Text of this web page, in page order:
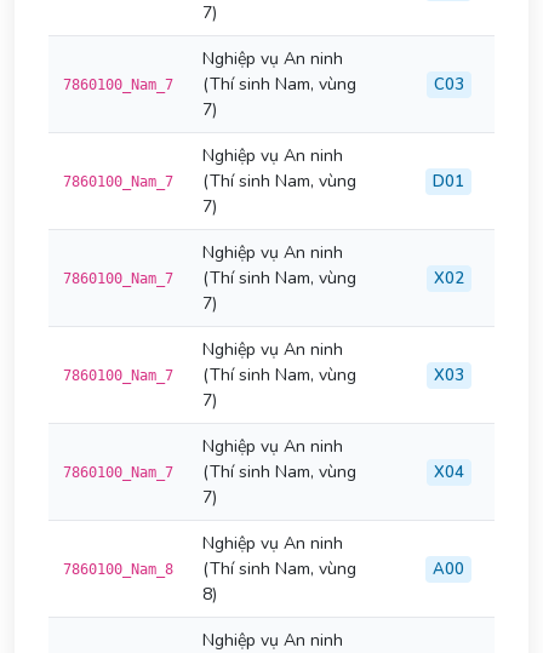
7)
7860100_Nam_7
Nghiệp vụ An ninh
(Thí sinh Nam, vùng
7)
C03
7860100_Nam_7
Nghiệp vụ An ninh
(Thí sinh Nam, vùng
7)
D01
7860100_Nam_7
Nghiệp vụ An ninh
(Thí sinh Nam, vùng
7)
X02
7860100_Nam_7
Nghiệp vụ An ninh
(Thí sinh Nam, vùng
7)
X03
7860100_Nam_7
Nghiệp vụ An ninh
(Thí sinh Nam, vùng
7)
X04
7860100_Nam_8
Nghiệp vụ An ninh
(Thí sinh Nam, vùng
8)
A00
Nghiệp vụ An ninh